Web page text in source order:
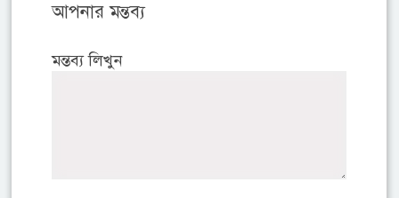
আপনার মন্তব্য
মন্তব্য লিখুন